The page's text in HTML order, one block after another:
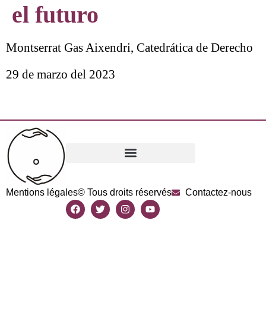
el futuro
Montserrat Gas Aixendri, Catedrática de Derecho
29 de marzo del 2023
Mentions légales© Tous droits réservés Contactez-nous